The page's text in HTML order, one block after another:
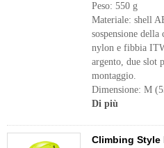
Peso: 550 g
Materiale: shell
sospensione
nylon e fibbia
argento, due slot
montaggio.
Dimensione: M
Di più
Climbing Style